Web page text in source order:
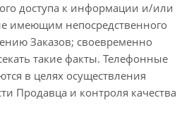
доступа к информации и/или
имеющим непосредственного
Заказов; своевременно
такие факты. Телефонные
в целях осуществления
Продавца и контроля качества